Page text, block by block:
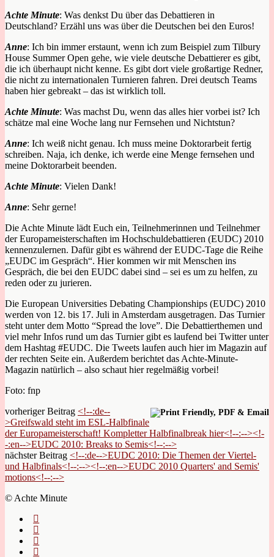
Achte Minute: Was denkst Du über das Debattieren in
Deutschland? Erzähl uns was über die Deutschen bei den Euros!
Anne: Ich bin immer erstaunt, wenn ich zum Beispiel zum Tilbury
House Summer Open gehe, wie viele deutsche Debattierer es gibt,
die ich überhaupt nicht kenne. Es gibt dort viele großartige Redner,
die nicht zu internationalen Turnieren fahren. Drei deutsch Teams
haben hier gebreakt – das ist wirklich toll.
Achte Minute: Was machst Du, wenn das alles hier vorbei ist? Ich
schätze mal eine Woche lang nur Fernsehen und Nichtstun?
Anne: Ich weiß nicht genau. Ich muss meine Doktorarbeit fertig
schreiben. Naja, ich denke, ich werde eine Menge fernsehen und
meine Doktorarbeit beenden.
Achte Minute: Vielen Dank!
Anne: Sehr gerne!
Die Achte Minute lädt Euch ein, Teilnehmerinnen und Teilnehmer
der Europameisterschaften im Hochschuldebattieren (EUDC) 2010
kennenzulernen. Dafür gibt es während der EUDC-Tage die Reihe
„EUDC im Gespräch“. Hier kommen wir mit Menschen ins
Gespräch, die bei den EUDC dabei sind – sei es um zu helfen, zu
reden oder zu jurieren.
Die European Universities Debating Championships (EUDC) 2010
werden von 12. bis 17. Juli in Amsterdam ausgetragen. Das Turnier
steht unter dem Motto “Spread the love”. Die Debattierthemen und
viel mehr Infos rund um das Turnier gibt es laufend bei Twitter unter
dem Hashtag #EUDC. Die Tweets laufen auch hier im Magazin auf
der rechten Seite ein. Außerdem berichtet das Achte-Minute-
Magazin natürlich – also schaut hier regelmäßig vorbei!
Foto: fnp
vorheriger Beitrag <!--:de--
>Greifswald steht im ESL-Halbfinale
der Europameisterschaft! Kompletter Halbfinalbreak hier<!--:--><!-
-:en-->EUDC 2010: Breaks to Semis<!--:-->
nächster Beitrag <!--:de-->EUDC 2010: Die Themen der Viertel-
und Halbfinals<!--:--><!--:en-->EUDC 2010 Quarters' and Semis'
motions<!--:-->
© Achte Minute